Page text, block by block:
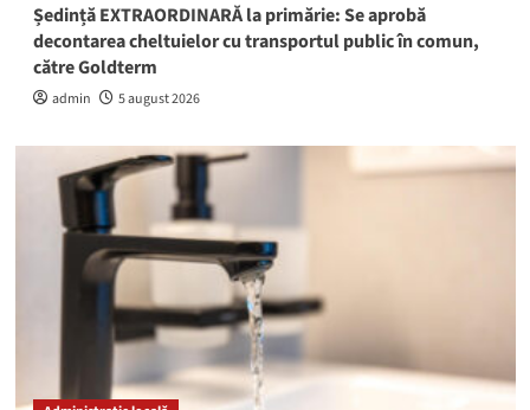
Ședință EXTRAORDINARĂ la primărie: Se aprobă
decontarea cheltuielor cu transportul public în comun,
către Goldterm
admin 5 august 2026